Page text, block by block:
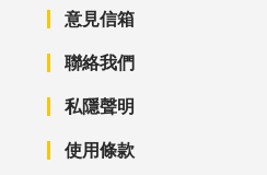
意見信箱
聯絡我們
私隱聲明
使用條款